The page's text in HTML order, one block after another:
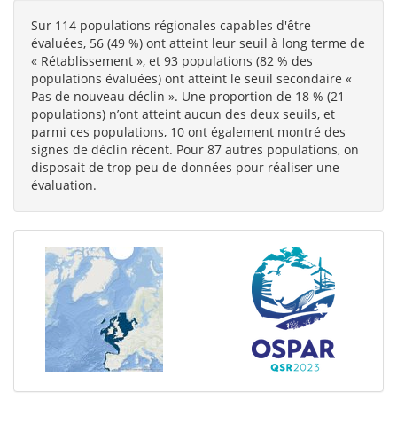
Sur 114 populations régionales capables d'être
évaluées, 56 (49 %) ont atteint leur seuil à long terme de
« Rétablissement », et 93 populations (82 % des
populations évaluées) ont atteint le seuil secondaire «
Pas de nouveau déclin ». Une proportion de 18 % (21
populations) n’ont atteint aucun des deux seuils, et
parmi ces populations, 10 ont également montré des
signes de déclin récent. Pour 87 autres populations, on
disposait de trop peu de données pour réaliser une
évaluation.